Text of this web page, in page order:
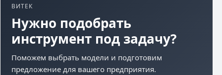
ВИТЕК
Нужно подобрать
инструмент под задачу?
Поможем выбрать модели и подготовим
предложение для вашего предприятия.